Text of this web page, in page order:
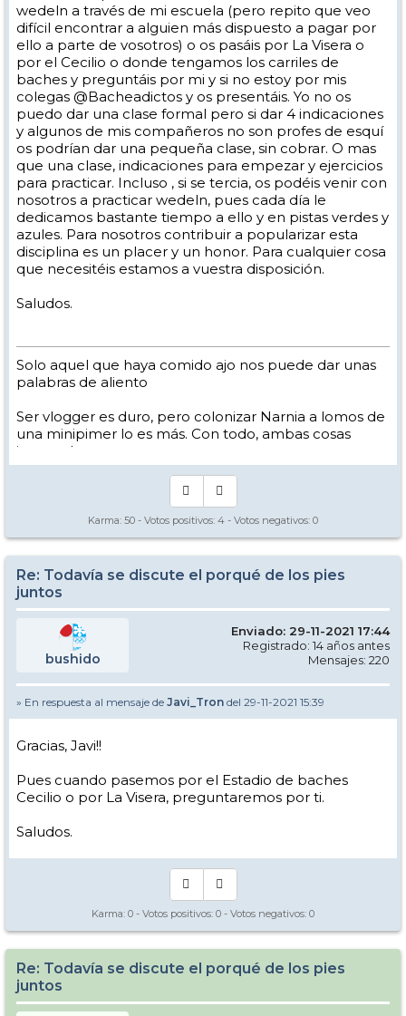
wedeln a través de mi escuela (pero repito que veo
difícil encontrar a alguien más dispuesto a pagar por
ello a parte de vosotros) o os pasáis por La Visera o
por el Cecilio o donde tengamos los carriles de
baches y preguntáis por mi y si no estoy por mis
colegas @Bacheadictos y os presentáis. Yo no os
puedo dar una clase formal pero si dar 4 indicaciones
y algunos de mis compañeros no son profes de esquí
os podrían dar una pequeña clase, sin cobrar. O mas
que una clase, indicaciones para empezar y ejercicios
para practicar. Incluso , si se tercia, os podéis venir con
nosotros a practicar wedeln, pues cada día le
dedicamos bastante tiempo a ello y en pistas verdes y
azules. Para nosotros contribuir a popularizar esta
disciplina es un placer y un honor. Para cualquier cosa
que necesitéis estamos a vuestra disposición.
Saludos.
Solo aquel que haya comido ajo nos puede dar unas
palabras de aliento
Ser vlogger es duro, pero colonizar Narnia a lomos de
una minipimer lo es más. Con todo, ambas cosas
intento hacer.
Yo hago esquí extremo : voy de extremo a extremo
Los caminos del esquí son inescrotables ...
Karma: 50 - Votos positivos: 4 - Votos negativos: 0
Re: Todavía se discute el porqué de los pies
juntos
bushido
Enviado: 29-11-2021 17:44
Registrado: 14 años antes
Mensajes: 220
» En respuesta al mensaje de Javi_Tron del 29-11-2021 15:39
Gracias, Javi!!
Pues cuando pasemos por el Estadio de baches
Cecilio o por La Visera, preguntaremos por ti.
Saludos.
Karma: 0 - Votos positivos: 0 - Votos negativos: 0
Re: Todavía se discute el porqué de los pies
juntos